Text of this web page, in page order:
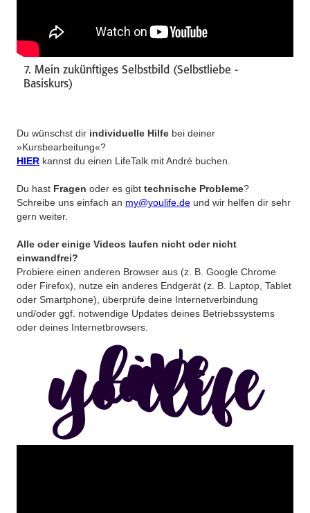
7. Mein zukünftiges Selbstbild (Selbstliebe -
Basiskurs)
Du wünschst dir individuelle Hilfe bei deiner
»Kursbearbeitung«?
HIER kannst du einen LifeTalk mit André buchen.
Du hast Fragen oder es gibt technische Probleme?
Schreibe uns einfach an my@youlife.de und wir helfen dir sehr
gern weiter.
Alle oder einige Videos laufen nicht oder nicht
einwandfrei?
Probiere einen anderen Browser aus (z. B. Google Chrome
oder Firefox), nutze ein anderes Endgerät (z. B. Laptop, Tablet
oder Smartphone), überprüfe deine Internetverbindung
und/oder ggf. notwendige Updates deines Betriebssystems
oder deines Internetbrowsers.
live
youlife